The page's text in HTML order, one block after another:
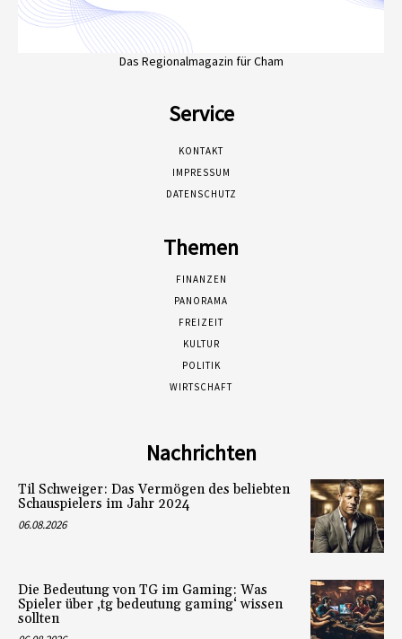
Das Regionalmagazin für Cham
Service
KONTAKT
IMPRESSUM
DATENSCHUTZ
Themen
FINANZEN
PANORAMA
FREIZEIT
KULTUR
POLITIK
WIRTSCHAFT
Nachrichten
Til Schweiger: Das Vermögen des beliebten
Schauspielers im Jahr 2024
06.08.2026
Die Bedeutung von TG im Gaming: Was
Spieler über ‚tg bedeutung gaming‘ wissen
sollten